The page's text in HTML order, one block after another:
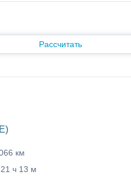
Рассчитать
км
21 ч 13 м